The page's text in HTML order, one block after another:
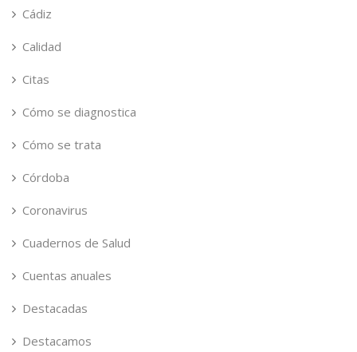
Cádiz
Calidad
Citas
Cómo se diagnostica
Cómo se trata
Córdoba
Coronavirus
Cuadernos de Salud
Cuentas anuales
Destacadas
Destacamos